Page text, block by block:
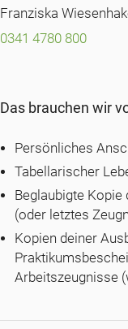
Franziska
0341 4780 800
Das brauchen wir
Persönliches
Tabellarischer
Beglaubigte Kopie
(oder letztes
Kopien deiner
Arbeitszeugnisse